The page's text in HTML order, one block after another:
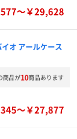
～￥29,628
オ アールケース
商品が10商品あります
～￥27,877